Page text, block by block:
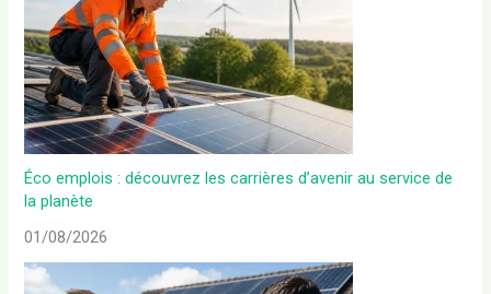
Éco emplois : découvrez les carrières d’avenir au service de
la planète
01/08/2026